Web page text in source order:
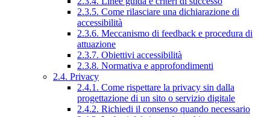
2.3.5. Come rilasciare una dichiarazione di
accessibilità
2.3.6. Meccanismo di feedback e procedura di
attuazione
2.3.7. Obiettivi accessibilità
2.3.8. Normativa e approfondimenti
2.4. Privacy
2.4.1. Come rispettare la privacy sin dalla
progettazione di un sito o servizio digitale
2.4.2. Richiedi il consenso quando necessario